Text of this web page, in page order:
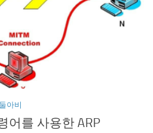
아비
어를 사용한 ARP